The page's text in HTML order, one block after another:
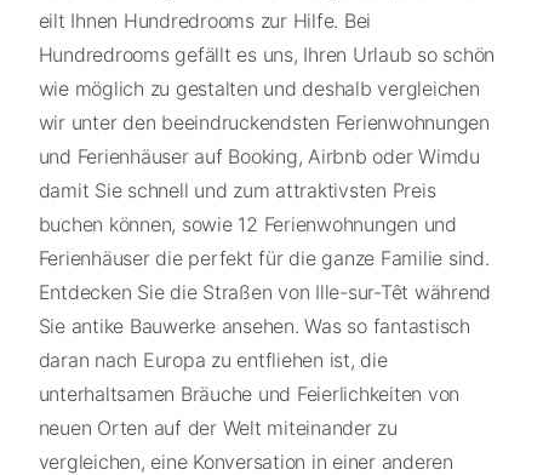
eilt Ihnen Hundredrooms zur Hilfe. Bei
Hundredrooms gefällt es uns, Ihren Urlaub so schön
wie möglich zu gestalten und deshalb vergleichen
wir unter den beeindruckendsten Ferienwohnungen
und Ferienhäuser auf Booking, Airbnb oder Wimdu
damit Sie schnell und zum attraktivsten Preis
buchen können, sowie 12 Ferienwohnungen und
Ferienhäuser die perfekt für die ganze Familie sind.
Entdecken Sie die Straßen von Ille-sur-Têt während
Sie antike Bauwerke ansehen. Was so fantastisch
daran nach Europa zu entfliehen ist, die
unterhaltsamen Bräuche und Feierlichkeiten von
neuen Orten auf der Welt miteinander zu
vergleichen, eine Konversation in einer anderen